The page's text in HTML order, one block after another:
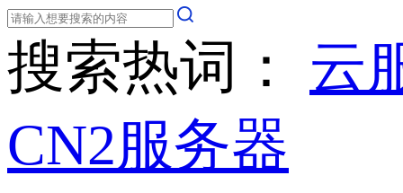
搜索热词： 云
CN2服务器